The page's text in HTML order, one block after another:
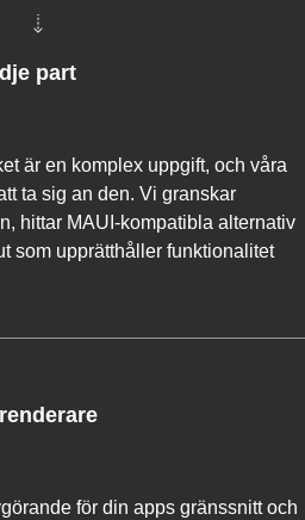
part
är en komplex uppgift, och våra
ta sig an den. Vi granskar
hittar MAUI-kompatibla alternativ
som upprätthåller funktionalitet
för din apps gränssnitt och